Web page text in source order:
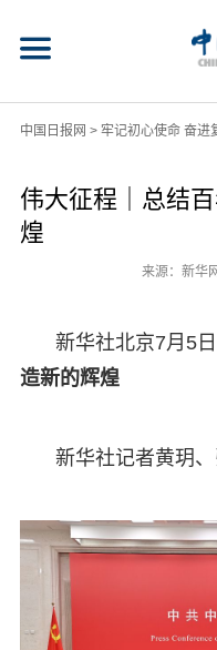
中国日报网 > 牢记初心使命 奋进
伟大征程｜总结
煌
来源：新华
新华社北京7月5
造新的辉煌
新华社记者黄玥